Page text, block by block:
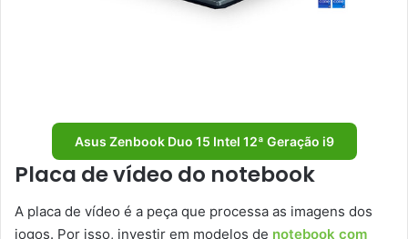
Asus Zenbook Duo 15 Intel 12ª Geração i9
Placa de vídeo do notebook
A placa de vídeo é a peça que processa as imagens dos
jogos. Por isso, investir em modelos de notebook com